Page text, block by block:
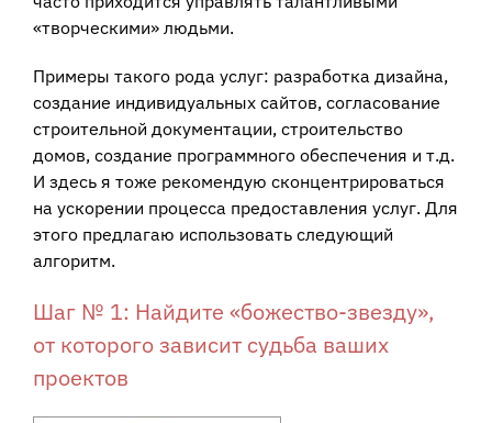
«творческими» людьми.
Примеры такого рода услуг: разработка дизайна,
создание индивидуальных сайтов, согласование
строительной документации, строительство
домов, создание программного обеспечения и т.д.
И здесь я тоже рекомендую сконцентрироваться
на ускорении процесса предоставления услуг. Для
этого предлагаю использовать следующий
алгоритм.
Шаг № 1: Найдите «божество-звезду»,
от которого зависит судьба ваших
проектов